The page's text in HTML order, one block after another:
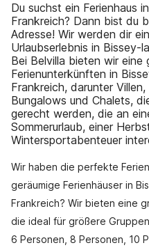
Du suchst ein Ferienhaus
Frankreich? Dann bist du
Adresse! Wir werden dir
Urlaubserlebnis in Bissey-
Bei Belvilla bieten wir eine
Ferienunterkünften in
Frankreich, darunter
Bungalows und Chalets,
gerecht werden, die an
Sommerurlaub, einer
Wintersportabenteuer
Wir haben die perfekte
geräumige Ferienhäuser in
Frankreich? Wir bieten eine
die ideal für größere
6 Personen, 8 Personen, 10